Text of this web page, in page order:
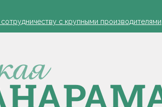
защита яблонь
с крупными производителями
я борюсь за деревню
обозначил слабые места в работе автолавок
на селе: "Просрочка и тухлятина!"
защита яблонь
с крупными производителями
я борюсь за деревню